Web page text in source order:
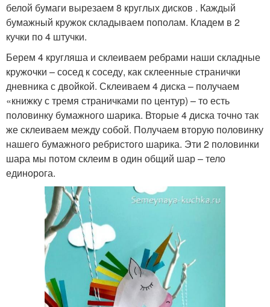
белой бумаги вырезаем 8 круглых дисков . Каждый
бумажный кружок складываем пополам. Кладем в 2
кучки по 4 штучки.
Берем 4 кругляша и склеиваем ребрами наши складные
кружочки – сосед к соседу, как склеенные странички
дневника с двойкой. Склеиваем 4 диска – получаем
«книжку с тремя страничками по центур) – то есть
половинку бумажного шарика. Вторые 4 диска точно так
же склеиваем между собой. Получаем вторую половинку
нашего бумажного ребристого шарика. Эти 2 половинки
шара мы потом склеим в один общий шар – тело
единорога.